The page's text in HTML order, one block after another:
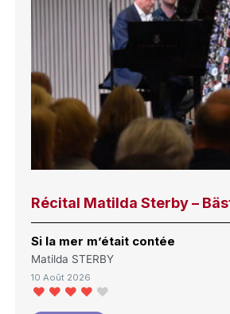
Récital Matilda Sterby –
Si la mer m’était contée
Matilda STERBY
10 Août 2026